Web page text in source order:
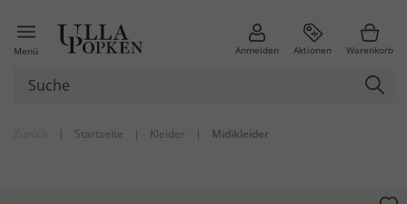
Menü Anmelden Aktionen Warenkorb
| Startseite | Kleider | Midikleider